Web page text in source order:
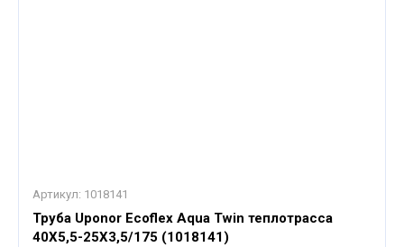
Артикул: 1018141
Труба Uponor Ecoflex Aqua Twin теплотрасса
40X5,5-25X3,5/175 (1018141)